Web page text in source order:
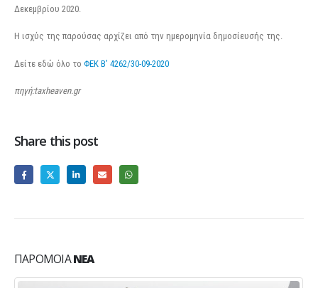
Δεκεμβρίου 2020.
Η ισχύς της παρούσας αρχίζει από την ημερομηνία δημοσίευσής της.
Δείτε εδώ όλο το ΦΕΚ Β’ 4262/30-09-2020
πηγή:taxheaven.gr
Share this post
ΠΑΡΌΜΟΙΑΝΈΑ